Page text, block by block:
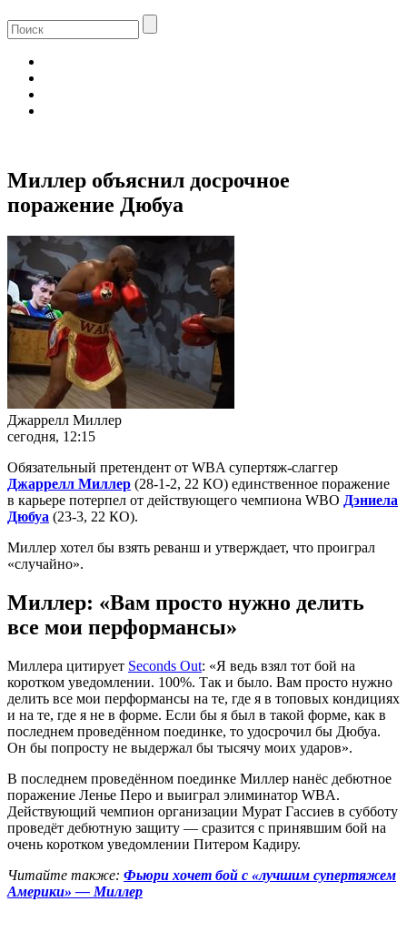
Миллер объяснил досрочное
поражение Дюбуа
Джаррелл Миллер
сегодня, 12:15
Обязательный претендент от WBA супертяж-слаггер
Джаррелл Миллер (28-1-2, 22 КО) единственное поражение
в карьере потерпел от действующего чемпиона WBO Дэниела
Дюбуа (23-3, 22 КО).
Миллер хотел бы взять реванш и утверждает, что проиграл
«случайно».
Миллер: «Вам просто нужно делить
все мои перформансы»
Миллера цитирует Seconds Out: «Я ведь взял тот бой на
коротком уведомлении. 100%. Так и было. Вам просто нужно
делить все мои перформансы на те, где я в топовых кондициях
и на те, где я не в форме. Если бы я был в такой форме, как в
последнем проведённом поединке, то удосрочил бы Дюбуа.
Он бы попросту не выдержал бы тысячу моих ударов».
В последнем проведённом поединке Миллер нанёс дебютное
поражение Ленье Перо и выиграл элиминатор WBA.
Действующий чемпион организации Мурат Гассиев в субботу
проведёт дебютную защиту — сразится с принявшим бой на
очень коротком уведомлении Питером Кадиру.
Читайте также: Фьюри хочет бой с «лучшим супертяжем
Америки» — Миллер